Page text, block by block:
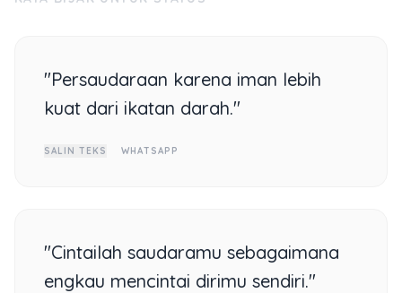
"Persaudaraan karena iman lebih
kuat dari ikatan darah."
SALIN TEKS WHATSAPP
"Cintailah saudaramu sebagaimana
engkau mencintai dirimu sendiri."